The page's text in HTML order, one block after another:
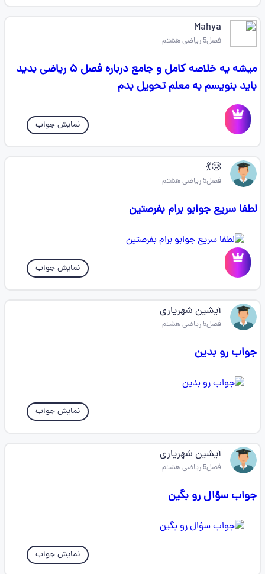
Mahya
فصل5 ریاضی هشتم
میشه یه خلاصه کامل و جامع درباره فصل ۵ ریاضی بدید
باید بنویسم به معلم تحویل بدم
نمایش جواب
🥲💃
فصل5 ریاضی هشتم
لطفا سریع جوابو برام بفرصتین
نمایش جواب
آیشین شهریاری
فصل5 ریاضی هشتم
جواب رو بدین
نمایش جواب
آیشین شهریاری
فصل5 ریاضی هشتم
جواب سؤال رو بگین
نمایش جواب